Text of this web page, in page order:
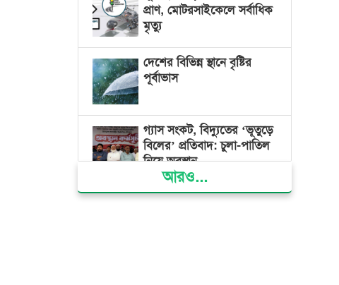
প্রাণ, মোটরসাইকেলে সর্বাধিক
মৃত্যু
দেশের বিভিন্ন স্থানে বৃষ্টির
পূর্বাভাস
গ্যাস সংকট, বিদ্যুতের ‘ভূতুড়ে
বিলের’ প্রতিবাদ: চুলা-পাতিল
নিয়ে অবস্থান
ক্ষমতার কেন্দ্র গণভবন থেকে
আরও...